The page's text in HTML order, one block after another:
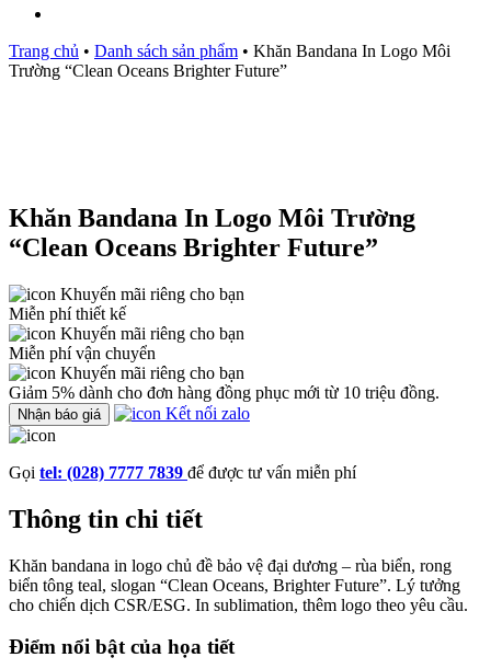
Trang chủ • Danh sách sản phẩm • Khăn Bandana In Logo Môi
Trường “Clean Oceans Brighter Future”
Khăn Bandana In Logo Môi Trường
“Clean Oceans Brighter Future”
Khuyến mãi riêng cho bạn
Miễn phí thiết kế
Khuyến mãi riêng cho bạn
Miễn phí vận chuyển
Khuyến mãi riêng cho bạn
Giảm 5% dành cho đơn hàng đồng phục mới từ 10 triệu đồng.
Nhận báo giá Kết nối zalo
Gọi tel: (028) 7777 7839 để được tư vấn miễn phí
Thông tin chi tiết
Khăn bandana in logo chủ đề bảo vệ đại dương – rùa biển, rong
biển tông teal, slogan “Clean Oceans, Brighter Future”. Lý tưởng
cho chiến dịch CSR/ESG. In sublimation, thêm logo theo yêu cầu.
Điểm nổi bật của họa tiết